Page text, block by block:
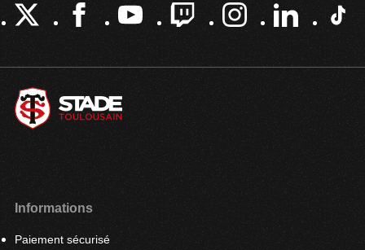
Informations
Paiement sécurisé